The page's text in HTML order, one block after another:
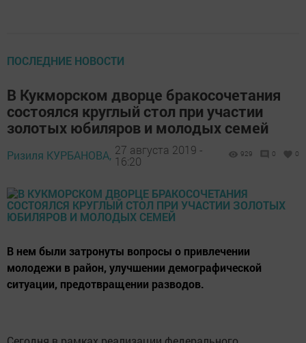
ПОСЛЕДНИЕ НОВОСТИ
В Кукморском дворце бракосочетания
состоялся круглый стол при участии
золотых юбиляров и молодых семей
Ризиля КУРБАНОВА, 27 августа 2019 -
16:20
929 0 0
В нем были затронуты вопросы о привлечении
молодежи в район, улучшении демографической
ситуации, предотвращении разводов.